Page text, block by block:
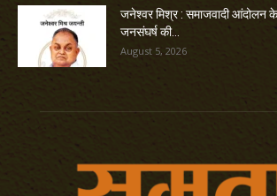
जनेश्वर मिश्र : समाजवादी आंदोलन के
जनसंघर्ष की...
August 5, 2026